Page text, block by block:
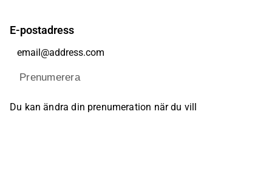
E-postadress
Prenumerera
Du kan ändra din prenumeration när du vill